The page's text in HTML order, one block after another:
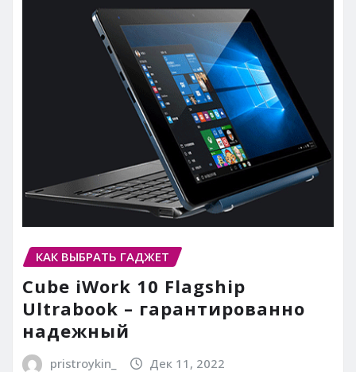
КАК ВЫБРАТЬ ГАДЖЕТ
Cube iWork 10 Flagship
Ultrabook – гарантированно
надежный
pristroykin_ Дек 11, 2022